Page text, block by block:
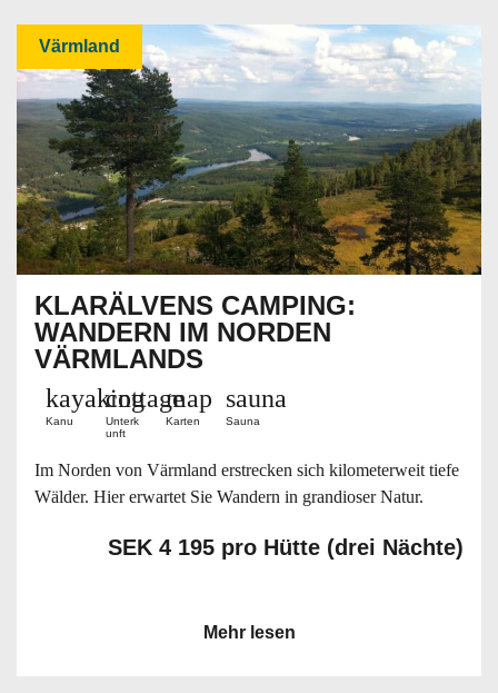
Värmland
KLARÄLVENS CAMPING:
WANDERN IM NORDEN
VÄRMLANDS
kayaking
Kanu
cottage
Unterk
unft
map
Karten
sauna
Sauna
Im Norden von Värmland erstrecken sich kilometerweit tiefe
Wälder. Hier erwartet Sie Wandern in grandioser Natur.
SEK 4 195 pro Hütte (drei Nächte)
Mehr lesen